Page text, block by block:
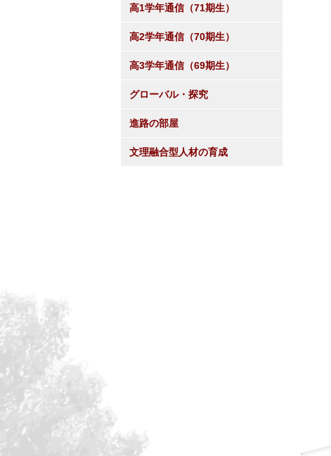
高1学年通信（71期生）
高2学年通信（70期生）
高3学年通信（69期生）
グローバル・探究
進路の部屋
文理融合型人材の育成